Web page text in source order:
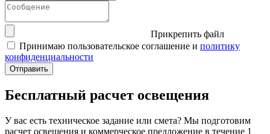
Прикрепить файл
Принимаю пользовательское соглашение и политику
конфиденциальности
Бесплатный расчет освещения
У вас есть техническое задание или смета? Мы подготовим
расчет освещения и коммерческое предложение в течение 1